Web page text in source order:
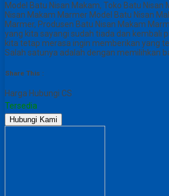
Model Batu Nisan Makam, Toko Batu Nisan
Nisan Makam Marmer Model Batu Nisan
Marmer, Produsen Batu Nisan Makam
yang kita sayangi sudah tiada dan kembali
kita tetap merasa ingin memberikan yang
Salah satunya adalah dengan memilihkan
Share This :
Harga Hubungi CS
Tersedia
Hubungi Kami